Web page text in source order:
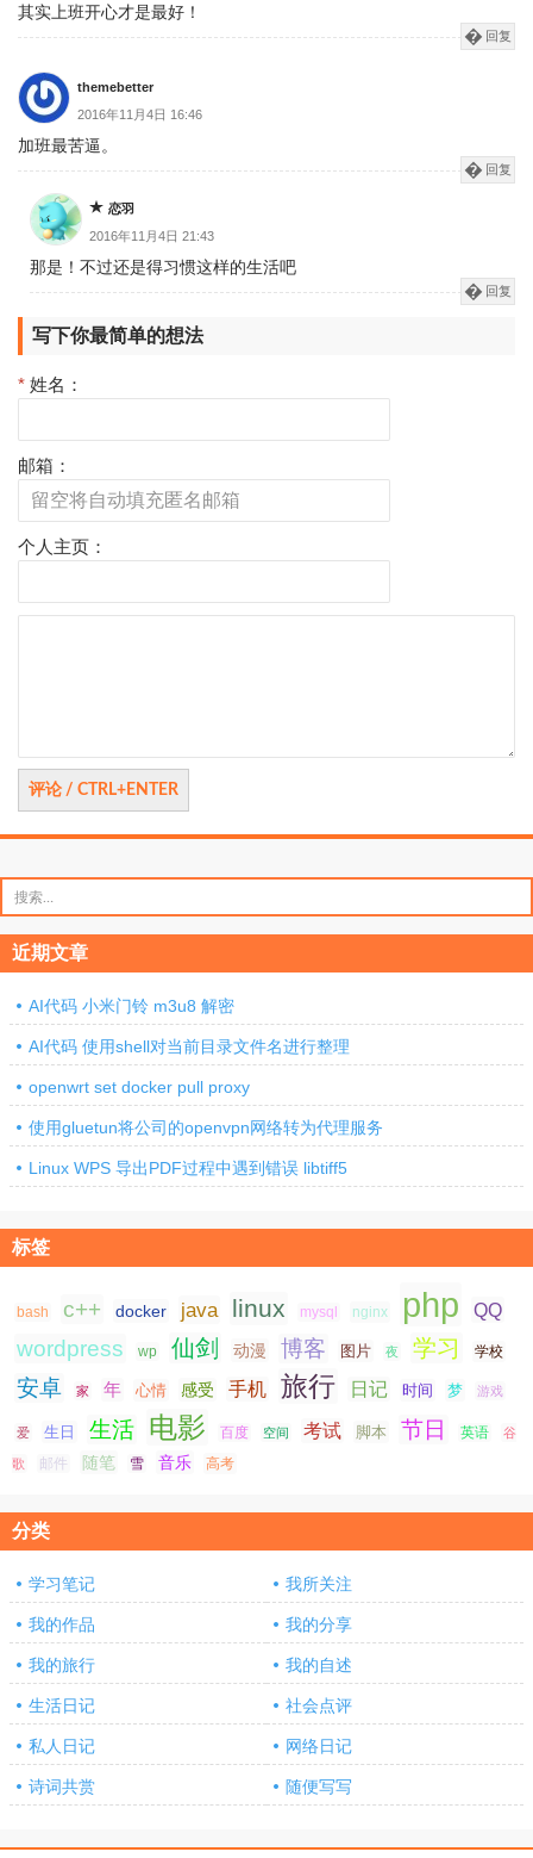
其实上班开心才是最好！
回复
themebetter
2016年11月4日 16:46
加班最苦逼。
回复
恋羽
2016年11月4日 21:43
那是！不过还是得习惯这样的生活吧
回复
写下你最简单的想法
* 姓名：
邮箱：
个人主页：
索：
近期文章
AI代码 小米门铃 m3u8 解密
AI代码 使用shell对当前目录文件名进行整理
openwrt set docker pull proxy
使用gluetun将公司的openvpn网络转为代理服务
Linux WPS 导出PDF过程中遇到错误 libtiff5
标签
bash c++ docker java linux mysql nginx php QQ
wordpress wp 仙剑 动漫 博客 图片 夜 学习 学校
安卓 家 年 心情 感受 手机 旅行 日记 时间 梦 游戏
爱 生日 生活 电影 百度 空间 考试 脚本 节日 英语 谷
歌 邮件 随笔 雪 音乐 高考
分类
学习笔记 我所关注
我的作品 我的分享
我的旅行 我的自述
生活日记 社会点评
私人日记 网络日记
诗词共赏 随便写写